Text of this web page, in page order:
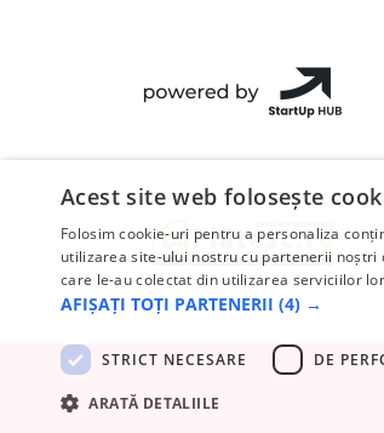
Acest site web folosește
Folosim cookie-uri pentru a personaliza
utilizarea site-ului nostru cu partenerii
care le-au colectat din utilizarea serviciilor
AFIȘAȚI TOȚI PARTENERII (4) →
STRICT NECESARE DE
ARATĂ DETALIILE